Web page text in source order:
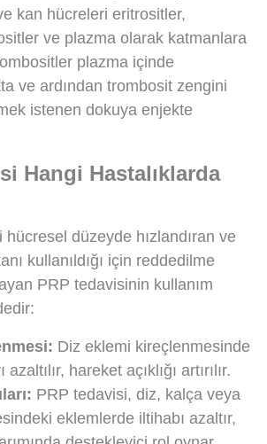
kan hücreleri eritrositler,
ve plazma olarak katmanlara
plazma içinde
ve ardından trombosit zengini
istenen dokuya enjekte
Hangi Hastalıklarda
düzeyde hızlandıran ve
kullanıldığı için reddedilme
PRP tedavisinin kullanım
Diz eklemi kireçlenmesinde
hareket açıklığı artırılır.
PRP tedavisi, diz, kalça veya
eklemlerde iltihabı azaltır,